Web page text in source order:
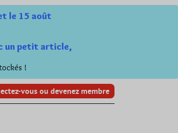
le 15 août
un petit article,
!
vous ou devenez membre